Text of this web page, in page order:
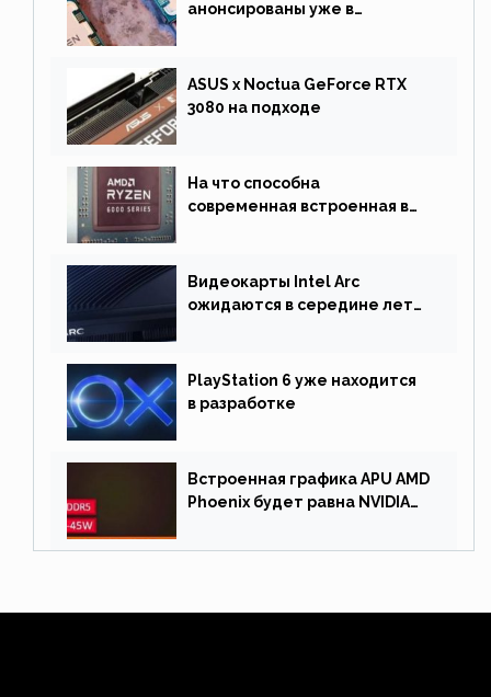
анонсированы уже в
ASUS x Noctua GeForce RTX
3080 на подходе
На что способна
современная встроенная в
Видеокарты Intel Arc
ожидаются в середине лета.
PlayStation 6 уже находится
в разработке
Встроенная графика APU AMD
Phoenix будет равна NVIDIA